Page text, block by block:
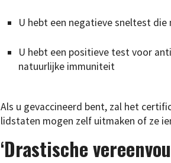
U hebt een negatieve sneltest die
U hebt een positieve test voor
natuurlijke immuniteit
Als u gevaccineerd bent, zal het
lidstaten mogen zelf uitmaken of ze
‘Drastische